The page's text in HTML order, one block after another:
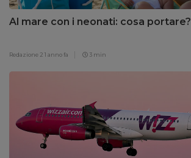
Al mare con i neonati: cosa portare?
Redazione 2 1 anno fa 3 min